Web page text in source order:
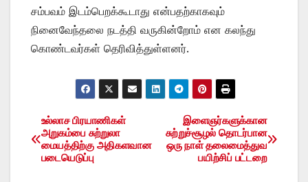
சம்பவம் இடம்பெறக்கூடாது என்பதற்காகவும்
நினைவேந்தலை நடத்தி வருகின்றோம் என கலந்து
கொண்டவர்கள் தெரிவித்துள்ளனர்.
Post
navigation
இளைஞர்களுக்கான
சுற்றுச்சூழல் தொடர்பான
ஒரு நாள் தலைமைத்துவ
பயிற்சிப் பட்டறை
உல்லாச பிரயாணிகள்
அறுகம்பை சுற்றுலா
மையத்திற்கு அதிகளவான
படையெடுப்பு